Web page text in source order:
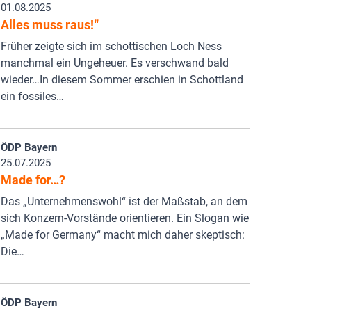
01.08.2025
Alles muss raus!“
Früher zeigte sich im schottischen Loch Ness
manchmal ein Ungeheuer. Es verschwand bald
wieder…In diesem Sommer erschien in Schottland
ein fossiles…
ÖDP Bayern
25.07.2025
Made for…?
Das „Unternehmenswohl“ ist der Maßstab, an dem
sich Konzern-Vorstände orientieren. Ein Slogan wie
„Made for Germany“ macht mich daher skeptisch:
Die…
ÖDP Bayern